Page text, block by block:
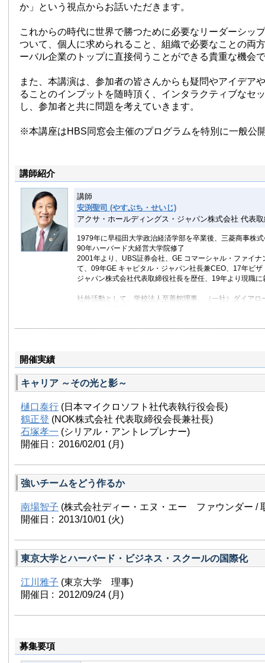
か」という視点からお話いただきます。
これからの時代に世界で勝つために必要なリーダーシッ
ついて、個人に求められること、組織で必要なことの両
ーバル企業のトップに直接伺うことができる貴重な機会
また、本講演は、参加者の皆さんからも疑問やアイデア
ることのインプットを随時頂く、インタラクティブなセ
し、参加者と共に問題を考えていきます。
※本講座はHBS同窓会主催のプログラムを特別に一般公
講師紹介
講師
安渕聖司 (やすぶち・せいじ)
アクサ・ホールディングス・ジャパン株式会社 代表
1979年に早稲田大学政治経済学部を卒業後、三菱商事株
90年ハーバード大経営大学院修了
2001年より、UBS証券会社、GE コマーシャル・ファイナ
て、09年GE キャピタル・ジャパン社長兼CEO、17年ビザ
ジャパン株式会社代表取締役社長を歴任、19年より現職に
社外活動として、学校法人至善館理事、（一社）ダイアロ
ロールモデルリストの「トップ50アライ経営者」部門で
開催実績
キャリア ～その光と影～
樋口泰行 (日本マイクロソフト社代表執行役会長)
鶴正登 (NOK株式会社 代表取締役会長兼社長)
石塚孝一 (シリアル・アントレプレナー)
開催日 : 2016/02/01 (月)
強いチームをどう作るか
南場智子 (株式会社ディー・エヌ・エー ファウンダー /
開催日 : 2013/10/01 (火)
東京大学とハーバード・ビジネス・スクールの国際化
江川雅子 (東京大学 理事)
開催日 : 2012/09/24 (月)
募集要項